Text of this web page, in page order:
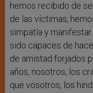
hemos recibido de
de las víctimas,
simpatía y
sido capaces de
de amistad forjados
años, nosotros, los
que vosotros, los